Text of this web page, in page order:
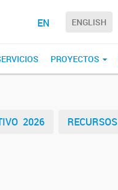
EN ENGLISH
PROYECTOS
2026 RECURSOS